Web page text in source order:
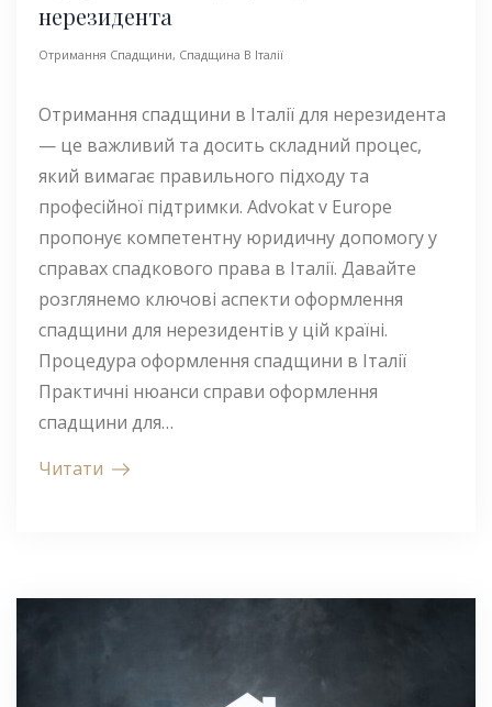
нерезидента
Отримання Спадщини, Спадщина В Італії
Отримання спадщини в Італії для нерезидента
— це важливий та досить складний процес,
який вимагає правильного підходу та
професійної підтримки. Advokat v Europe
пропонує компетентну юридичну допомогу у
справах спадкового права в Італії. Давайте
розглянемо ключові аспекти оформлення
спадщини для нерезидентів у цій країні.
Процедура оформлення спадщини в Італії
Практичні нюанси справи оформлення
спадщини для…
Читати